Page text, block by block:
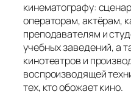
кинематографу:
операторам, актёрам,
преподавателям и
учебных заведений, а
кинотеатров и
воспроизводящей
тех, кто обожает кино.